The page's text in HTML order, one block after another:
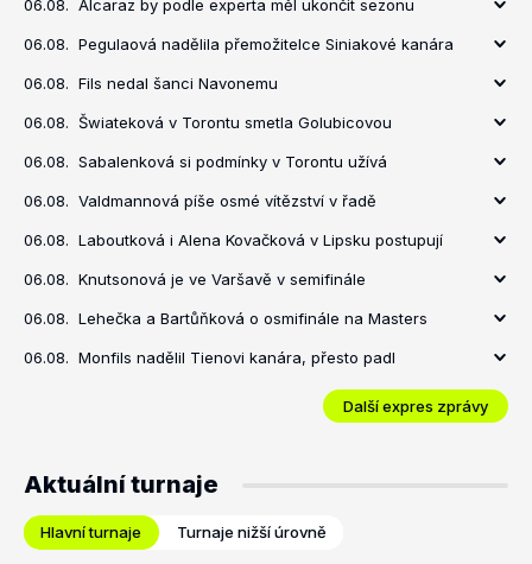
06.08. Alcaraz by podle experta měl ukončit sezonu
06.08. Pegulaová nadělila přemožitelce Siniakové kanára
06.08. Fils nedal šanci Navonemu
06.08. Šwiateková v Torontu smetla Golubicovou
06.08. Sabalenková si podmínky v Torontu užívá
06.08. Valdmannová píše osmé vítězství v řadě
06.08. Laboutková i Alena Kovačková v Lipsku postupují
06.08. Knutsonová je ve Varšavě v semifinále
06.08. Lehečka a Bartůňková o osmifinále na Masters
06.08. Monfils nadělil Tienovi kanára, přesto padl
Další expres zprávy
Aktuální turnaje
Hlavní turnaje Turnaje nižší úrovně